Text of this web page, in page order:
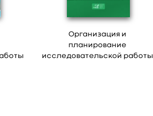
Организация и
планирование
исследовательской работы